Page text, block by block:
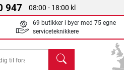
947 08:00 - 18:00 kl
69 butikker i byer med 75 egne
serviceteknikkere
søk